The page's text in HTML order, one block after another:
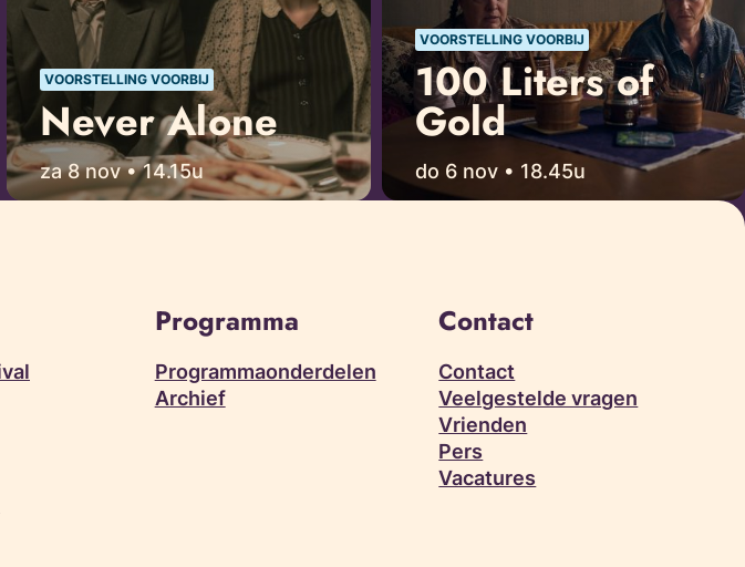
VOORSTELLING VOORBIJ
Never Alone
za 8 nov • 14.15u
VOORSTELLING VOORBIJ
100 Liters of
Gold
do 6 nov • 18.45u
Programma
Programmaonderdelen
Archief
Contact
Contact
Veelgestelde vragen
Vrienden
Pers
Vacatures